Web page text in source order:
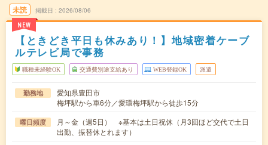
未読
NEW
掲載日 2026/08/06
【ときどき平日も休みあり！】地域密着ケーブ
ルテレビ局で事務
職種未経験OK 交通費別途支給あり WEB登録OK 派遣
勤務地
愛知県豊田市
梅坪駅から車6分／愛環梅坪駅から徒歩15分
曜日頻度
月～金（週5日） ※基本は土日祝休（月3回ほど交代で土日
出勤、振替休とれます）